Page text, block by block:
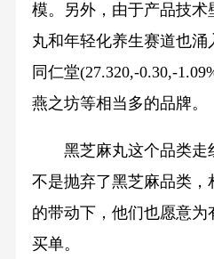
模。另外，由于产品技术
丸和年轻化养生赛道也
同仁堂(27.320,-0.30,-
燕之坊等相当多的品牌。
黑芝麻丸这个品类走
不是抛弃了黑芝麻品类，
的带动下，他们也愿意为
买单。